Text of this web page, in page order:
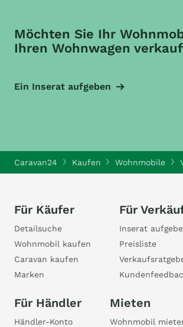
Möchten Sie Ihr
Ihren Wohnwagen
Ein Inserat aufgeben
Caravan24 Kaufen Wohnmobile
Für Käufer
Detailsuche
Wohnmobil kaufen
Caravan kaufen
Marken
Für
Inserat
Preisliste
Für Händler
Händler-Konto
Mieten
Wohnmobil